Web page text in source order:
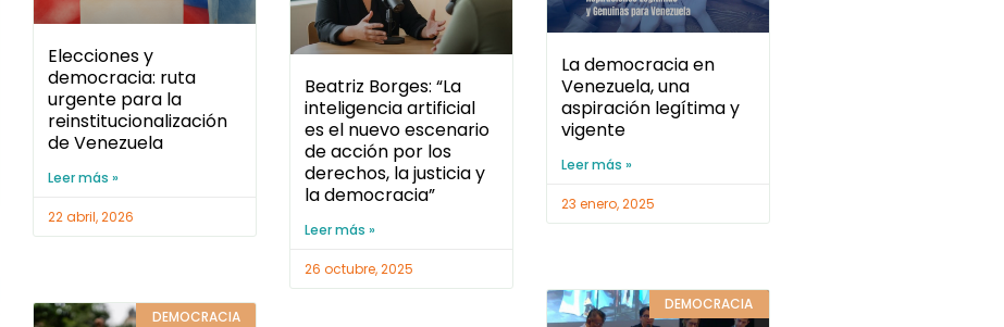
Elecciones y
democracia: ruta
urgente para la
reinstitucionalización
de Venezuela
Leer más »
22 abril, 2026
Beatriz Borges: “La
inteligencia artificial
es el nuevo escenario
de acción por los
derechos, la justicia y
la democracia”
Leer más »
26 octubre, 2025
La democracia en
Venezuela, una
aspiración legítima y
vigente
Leer más »
23 enero, 2025
DEMOCRACIA
DEMOCRACIA